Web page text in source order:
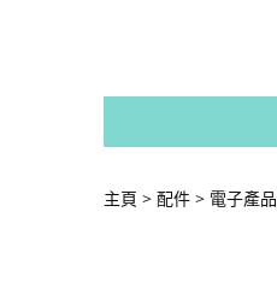
主頁 配件 電子產品